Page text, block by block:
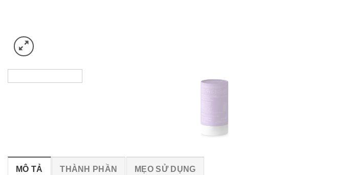
MÔ TẢ THÀNH PHẦN MẸO SỬ DỤNG